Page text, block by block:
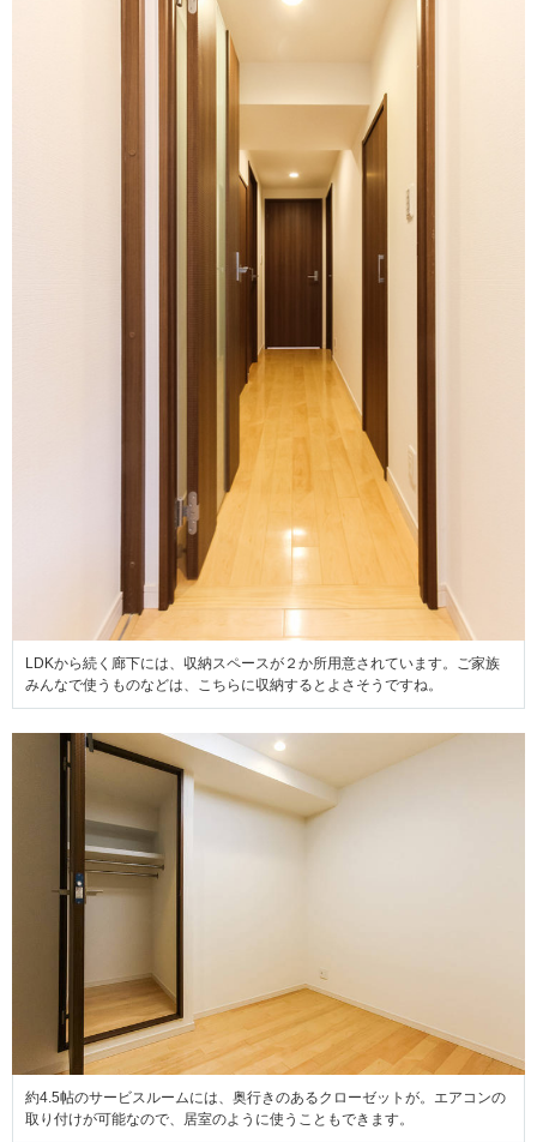
LDKから続く廊下には、収納スペースが２か所用意されています。ご家族
みんなで使うものなどは、こちらに収納するとよさそうですね。
約4.5帖のサービスルームには、奥行きのあるクローゼットが。エアコンの
取り付けが可能なので、居室のように使うこともできます。